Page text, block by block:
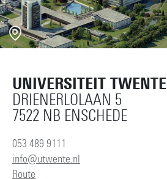
UNIVERSITEIT TWENTE
DRIENERLOLAAN 5
7522 NB ENSCHEDE
053 489 9111
info@utwente.nl
Route